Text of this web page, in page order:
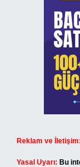
Reklam ve İletişim:
Yasal Uyarı: Bu